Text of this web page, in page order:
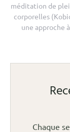
méditation de
corporelles
une approche
Chaque